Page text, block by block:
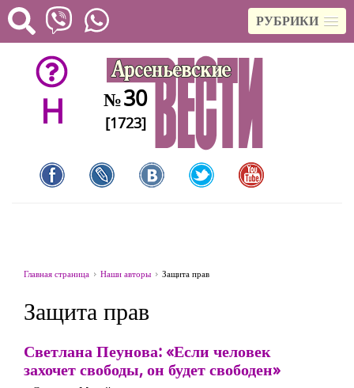
РУБРИКИ
H №30
[1723]
Главная страница Наши авторы Защита прав
Защита прав
Светлана Пеунова: «Если человек
захочет свободы, он будет свободен»